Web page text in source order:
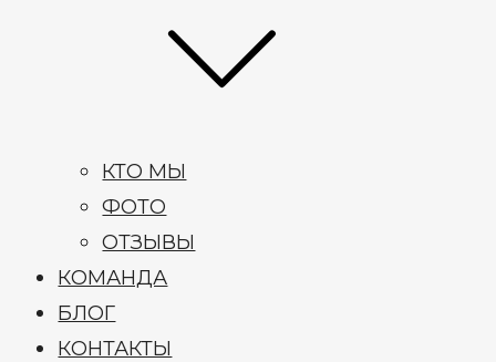
КТО МЫ
ФОТО
ОТЗЫВЫ
КОМАНДА
БЛОГ
КОНТАКТЫ